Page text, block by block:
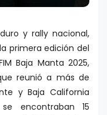
y rally nacional,
primera edición del
Baja Manta 2025,
reunió a más de
y Baja California
encontraban 15